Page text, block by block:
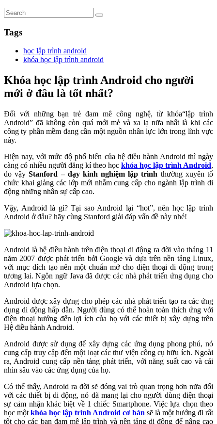
Tags
học lập trình android
khóa học lập trình android
Khóa học lập trình Android cho người
mới ở đâu là tốt nhất?
Đối với những bạn trẻ đam mê công nghệ, từ khóa“lập trình
Android” đã không còn quá mới mẻ và xa lạ nữa nhất là khi các
công ty phần mềm đang cần một nguồn nhân lực lớn trong lĩnh vực
này.
Hiện nay, với mức độ phổ biến của hệ điều hành Android thì ngày
càng có nhiều người đăng kí theo học khóa học lập trình Android,
do vậyStanford – dạy kinh nghiệm lập trình thường xuyên tổ
chức khai giảng các lớp mới nhằm cung cấp cho ngành lập trình di
động những nhân sự cấp cao.
Vậy, Android là gì? Tại sao Android lại “hot”, nên học lập trình
Android ở đâu? hãy cùng Stanford giải đáp vấn đề này nhé!
Android là hệ điều hành trên điện thoại di động ra đời vào tháng 11
năm 2007 được phát triển bởi Google và dựa trên nền tảng Linux,
với mục đích tạo nên một chuẩn mở cho điện thoại di động trong
tương lai. Ngôn ngữ Java đã được các nhà phát triển ứng dụng cho
Android lựa chọn.
Android được xây dựng cho phép các nhà phát triển tạo ra các ứng
dụng di động hấp dẫn. Người dùng có thể hoàn toàn thích ứng với
điện thoại hướng đến lợi ích của họ với các thiết bị xây dựng trên
Hệ điều hành Android.
Android được sử dụng để xây dựng các ứng dụng phong phú, nó
cung cấp truy cập đến một loạt các thư viện công cụ hữu ích. Ngoài
ra, Android cung cấp nền tảng phát triển, với năng suất cao và cái
nhìn sâu vào các ứng dụng của họ.
Có thể thấy, Android ra đời sẽ đóng vai trò quan trọng hơn nữa đối
với các thiết bị di động, nó đã mang lại cho người dùng điện thoại
sự cảm nhận khác biệt về 1 chiếc Smartphone. Việc lựa chọn theo
học một khóa học lập trình Android cơ bản sẽ là một hướng đi rất
tốt cho các bạn đam mê lập trình và nền tảng di động để nâng cao